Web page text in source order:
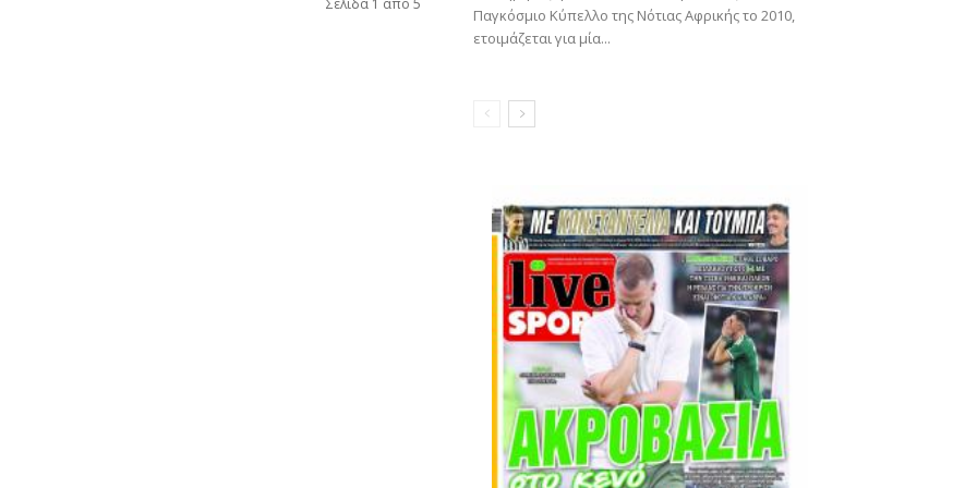
Σελίδα 1 από 5
Παγκόσμιο Κύπελλο της Νότιας Αφρικής το 2010,
ετοιμάζεται για μία...